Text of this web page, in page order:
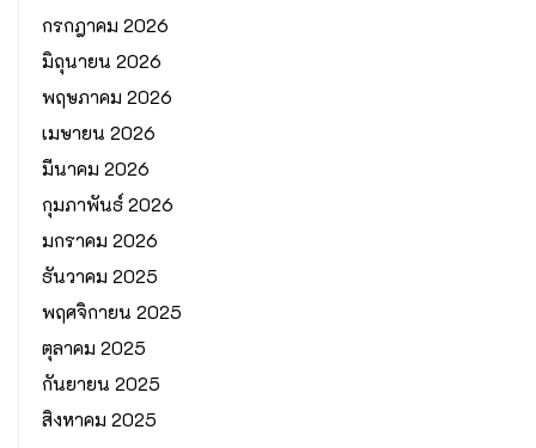
กรกฎาคม 2026
มิถุนายน 2026
พฤษภาคม 2026
เมษายน 2026
มีนาคม 2026
กุมภาพันธ์ 2026
มกราคม 2026
ธันวาคม 2025
พฤศจิกายน 2025
ตุลาคม 2025
กันยายน 2025
สิงหาคม 2025